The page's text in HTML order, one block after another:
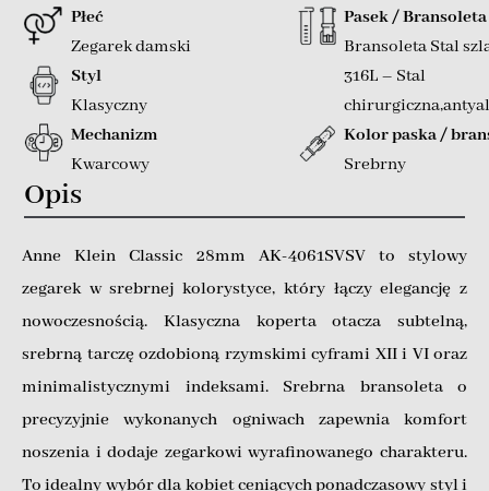
Płeć
Zegarek damski
Styl
Klasyczny
Mechanizm
Kwarcowy
Pasek / Bransoleta
Bransoleta Stal
316L – Stal
Kolor paska /
Srebrny
Opis
Anne Klein Classic 28mm AK-4061SVSV to stylowy
zegarek w srebrnej kolorystyce, który łączy elegancję z
nowoczesnością. Klasyczna koperta otacza subtelną,
srebrną tarczę ozdobioną rzymskimi cyframi XII i VI oraz
minimalistycznymi indeksami. Srebrna bransoleta o
precyzyjnie wykonanych ogniwach zapewnia komfort
noszenia i dodaje zegarkowi wyrafinowanego charakteru.
To idealny wybór dla kobiet ceniących ponadczasowy styl i